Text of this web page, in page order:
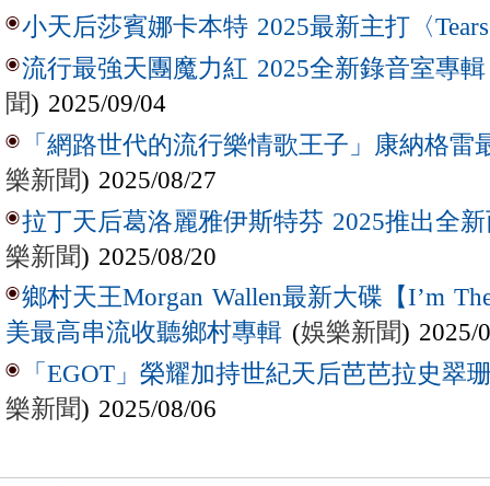
小天后莎賓娜卡本特 2025最新主打〈
流行最強天團魔力紅 2025全新錄音室專
聞) 2025/09/04
「網路世代的流行樂情歌王子」康納格雷
樂新聞) 2025/08/27
拉丁天后葛洛麗雅伊斯特芬 2025推出全新
樂新聞) 2025/08/20
鄉村天王Morgan Wallen最新大碟【I’m
美最高串流收聽鄉村專輯 (娛樂新聞) 2025/
「EGOT」榮耀加持世紀天后芭芭拉史翠
樂新聞) 2025/08/06